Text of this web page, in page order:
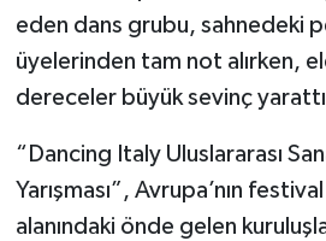
eden dans grubu, sahnedeki
üyelerinden tam not alırken,
dereceler büyük sevinç
“Dancing Italy Uluslararası
Yarışması”, Avrupa’nın
alanındaki önde gelen